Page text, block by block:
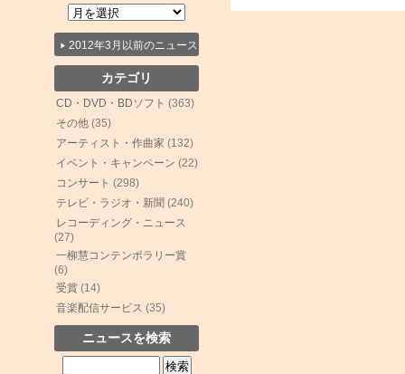
2012年3月以前のニュース
カテゴリ
CD・DVD・BDソフト (363)
その他 (35)
アーティスト・作曲家 (132)
イベント・キャンペーン (22)
コンサート (298)
テレビ・ラジオ・新聞 (240)
レコーディング・ニュース
(27)
一柳慧コンテンポラリー賞
(6)
受賞 (14)
音楽配信サービス (35)
ニュースを検索